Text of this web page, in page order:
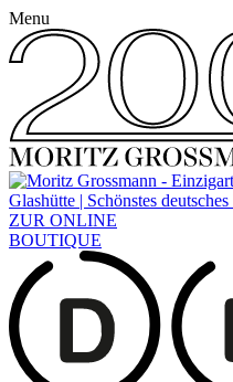
Menu
ZUR ONLINE
BOUTIQUE